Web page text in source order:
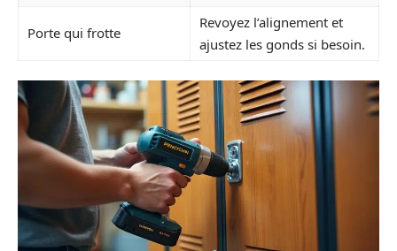
Porte qui frotte
Revoyez l’alignement et
ajustez les gonds si besoin.